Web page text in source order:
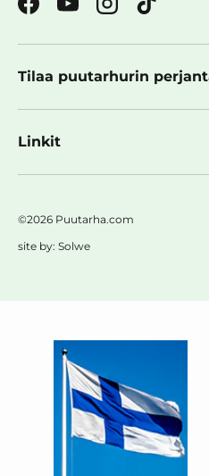
Facebook
YouTubeInstagram
TikTok
Tilaa puutarhurin
Linkit
©2026 Puutarha.com
site by: Solwe